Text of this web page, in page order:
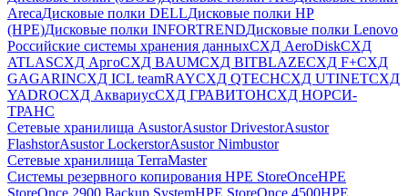
ArecaДисковые полки DELLДисковые полки HP
(HPE)Дисковые полки INFORTRENDДисковые полки Lenovo
Российские системы хранения данныхСХД AeroDiskСХД
ATLASСХД AргоСХД BAUMСХД BITBLAZEСХД F+СХД
GAGARINСХД ICL teamRAYСХД QTECHСХД UTINETСХД
YADROСХД АквариусСХД ГРАВИТОНСХД НОРСИ-
ТРАНС
Сетевые хранилища AsustorAsustor DrivestorAsustor
FlashstorAsustor LockerstorAsustor Nimbustor
Сетевые хранилища TerraMaster
Системы резервного копирования HPE StoreOnceHPE
StoreOnce 2900 Backup SystemHPE StoreOnce 4500HPE